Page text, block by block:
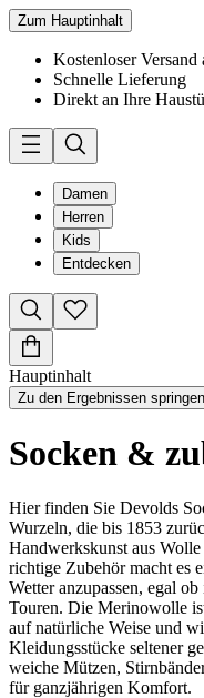
Zum Hauptinhalt
Kostenloser Versand
Schnelle Lieferung
Direkt an Ihre
Damen
Herren
Kids
Entdecken
Hauptinhalt
Zu den Ergebnissen springen
Socken &
Hier finden Sie Devolds
Wurzeln, die bis 1853
Handwerkskunst aus
richtige Zubehör macht es
Wetter anzupassen, egal
Touren. Die Merinowolle
auf natürliche Weise und
Kleidungsstücke seltener
weiche Mützen,
für ganzjährigen Komfort.